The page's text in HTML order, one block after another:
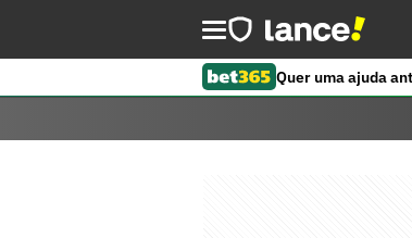
Quer uma ajuda